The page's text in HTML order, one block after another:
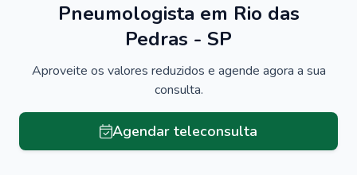
Pneumologista em Rio das
Pedras - SP
Aproveite os valores reduzidos e agende agora a sua
consulta.
Agendar teleconsulta